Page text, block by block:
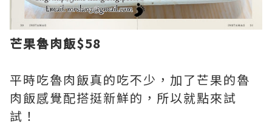
芒果魯肉飯$58
平時吃魯肉飯真的吃不少，加了芒果的魯
肉飯感覺配搭挺新鮮的，所以就點來試
試！